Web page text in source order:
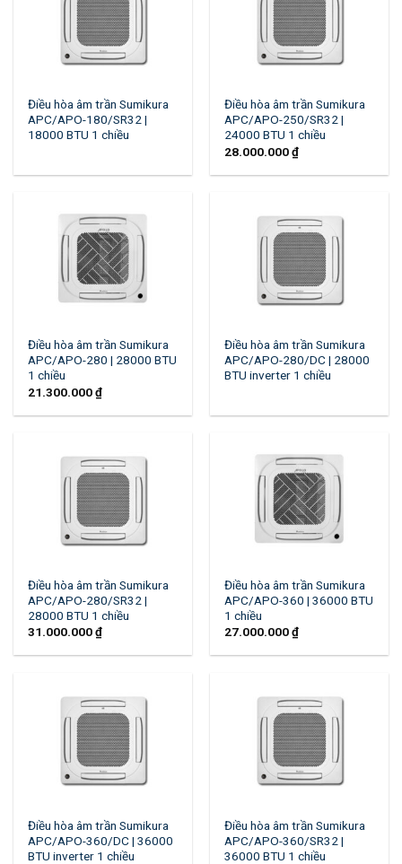
Điều hòa âm trần Sumikura
APC/APO-180/SR32 |
18000 BTU 1 chiều
Điều hòa âm trần Sumikura
APC/APO-250/SR32 |
24000 BTU 1 chiều
28.000.000₫
Điều hòa âm trần Sumikura
APC/APO-280 | 28000 BTU
1 chiều
21.300.000₫
Điều hòa âm trần Sumikura
APC/APO-280/DC | 28000
BTU inverter 1 chiều
Điều hòa âm trần Sumikura
APC/APO-280/SR32 |
28000 BTU 1 chiều
31.000.000₫
Điều hòa âm trần Sumikura
APC/APO-360 | 36000 BTU
1 chiều
27.000.000₫
Điều hòa âm trần Sumikura
APC/APO-360/DC | 36000
BTU inverter 1 chiều
Điều hòa âm trần Sumikura
APC/APO-360/SR32 |
36000 BTU 1 chiều